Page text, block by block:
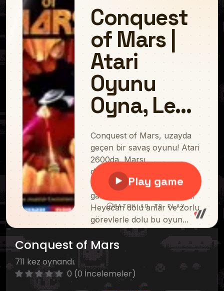
Conquest of Mars
711 kez oynandı.
0 (0 İncelemeler)